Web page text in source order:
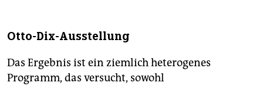
Otto-Dix-Ausstellung
Das Ergebnis ist ein ziemlich heterogenes
Programm, das versucht, sowohl